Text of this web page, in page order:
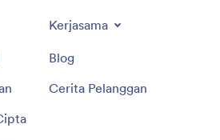
Kerjasama
Blog
Cerita Pelanggan